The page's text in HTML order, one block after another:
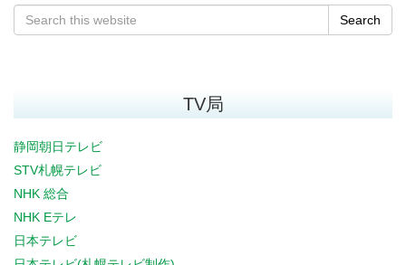
Search
TV局
静岡朝日テレビ
STV札幌テレビ
NHK 総合
NHK Eテレ
日本テレビ